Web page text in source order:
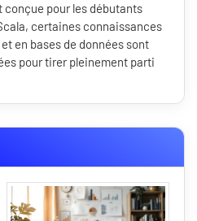
pour les débutants
certaines connaissances
en bases de données sont
pour tirer pleinement parti